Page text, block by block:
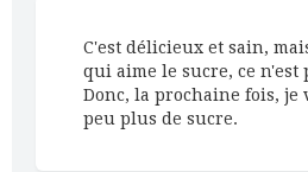
C'est délicieux et sain,
qui aime le sucre, ce n'est
Donc, la prochaine fois,
peu plus de sucre.